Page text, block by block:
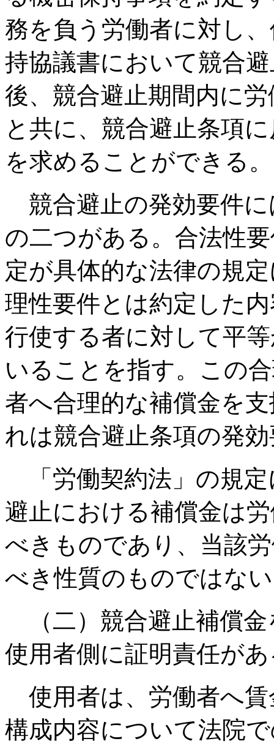
務を負う労働者に対し
持協議書において競合
後、競合避止期間内に
と共に、競合避止条項
を求めることができる。
競合避止の発効要件
の二つがある。合法性
定が具体的な法律の規
理性要件とは約定した
行使する者に対して平
いることを指す。この
者へ合理的な補償金を
れは競合避止条項の発
「労働契約法」の規
避止における補償金は
べきものであり、当該
べき性質のものではな
（二）競合避止補償
使用者側に証明責任が
使用者は、労働者へ
構成内容について法院